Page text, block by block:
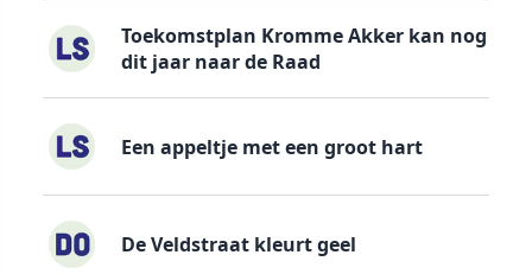
Toekomstplan Kromme Akker kan nog
dit jaar naar de Raad
Een appeltje met een groot hart
De Veldstraat kleurt geel